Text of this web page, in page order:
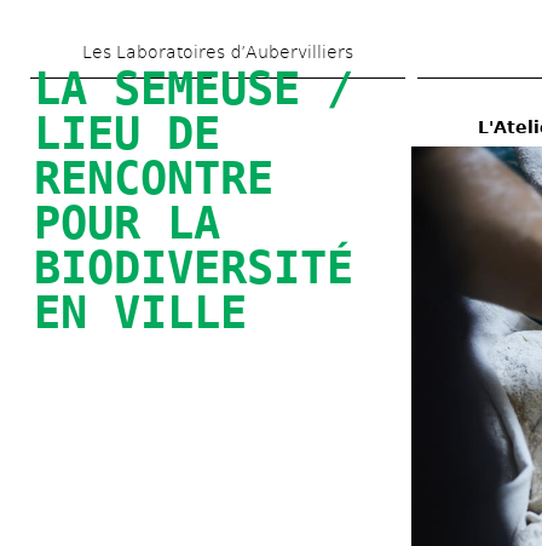
au
contenu
principal
Les Laboratoires d’Aubervilliers
LA SEMEUSE /
LIEU DE
RENCONTRE
POUR LA
BIODIVERSITÉ
EN VILLE